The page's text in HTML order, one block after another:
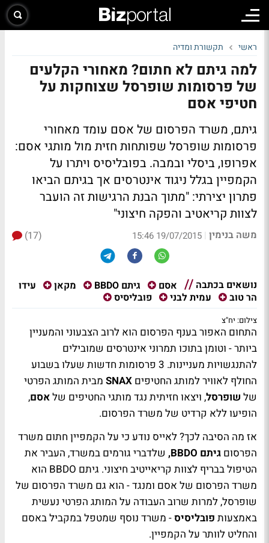
ראשי תקשורת ומדיה
למה גיתם לא חתום? מאחורי הקלעים
של פרסומות שופרסל שצוחקות על
חטיפי אסם
גיתם, משרד הפרסום של אסם עומד מאחורי
פרסומות שופרסל שפותחות חזית מול מותגי אסם:
אפרופו, ביסלי ובמבה. בפובליסיס ויתרו על
הקמפיין בגלל ניגוד אינטרסים אך בגיתם הביאו
פתרון יצירתי: "מתוך הבנת הרגישות זה הועבר
לצוות קריאטיב והפקה חיצוני"
משה בנימין |
19/07/2015 15:46
(17)
נושאים בכתבה אסם גיתם BBDO מקאן
עידו
הר טוב
עמית לבני פובליסיס
צילום: יח"צ
התחום האפור בענף הפרסום הוא לרוב הצבעוני והמעניין
ביותר - וטומן בתוכו תמרוני אינטרסים שמובילים
להתנגשויות מעניינות. 3 פרסומות חדשות שעלו בשבוע
החולף לאוויר למותג החטיפים SNAX מבית המותג הפרטי
של שופרסל, ויצאו חזיתית נגד מותגי החטיפים שלאסם,
הופיעו ללא קרדיט של משרד הפרסום.
אז מה הסיבה לכך? לאייס נודע כי על הקמפיין חתום משרד
הפרסום גיתם BBDO,
שלדברי גורמים במשרד, העביר את
הטיפול בבריף לצוות קריאייטיב חיצוני. גיתם BBDO הוא
משרד הפרסום של אסם ומנגד - הוא גם משרד הפרסום של
שופרסל, למרות שרוב העבודה על המותג הפרטי נעשית
באמצעות פובליסיס- משרד נוסף שמטפל במקביל באסם
והחליט לוותר על הקמפיין.